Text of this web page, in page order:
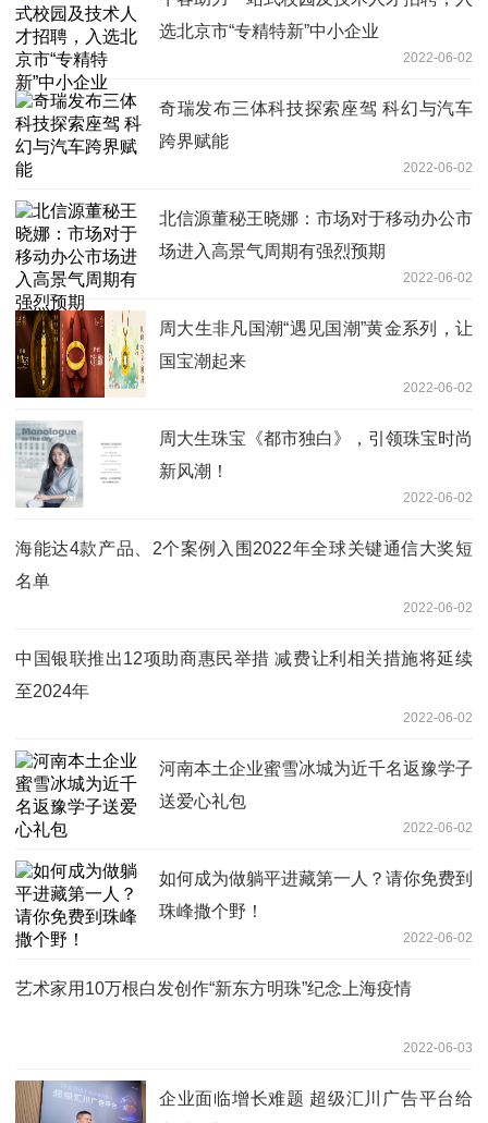
选北京市“专精特新”中小企业
2022-06-02
奇瑞发布三体科技探索座驾 科幻与汽车
跨界赋能
2022-06-02
北信源董秘王晓娜：市场对于移动办公市
场进入高景气周期有强烈预期
2022-06-02
周大生非凡国潮“遇见国潮”黄金系列，让
国宝潮起来
2022-06-02
周大生珠宝《都市独白》，引领珠宝时尚
新风潮！
2022-06-02
海能达4款产品、2个案例入围2022年全球关键通信大奖短
名单
2022-06-02
中国银联推出12项助商惠民举措 减费让利相关措施将延续
至2024年
2022-06-02
河南本土企业蜜雪冰城为近千名返豫学子
送爱心礼包
2022-06-02
如何成为做躺平进藏第一人？请你免费到
珠峰撒个野！
2022-06-02
艺术家用10万根白发创作“新东方明珠”纪念上海疫情
2022-06-03
企业面临增长难题 超级汇川广告平台给